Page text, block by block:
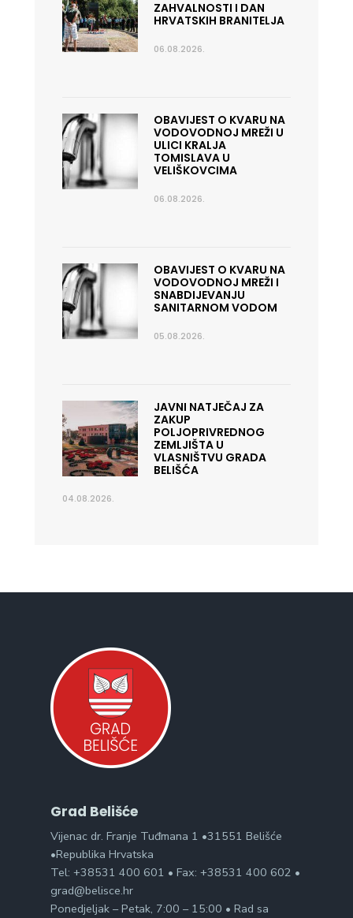
ZAHVALNOSTI I DAN
HRVATSKIH BRANITELJA
06.08.2026.
OBAVIJEST O KVARU NA
VODOVODNOJ MREŽI U
ULICI KRALJA
TOMISLAVA U
VELIŠKOVCIMA
06.08.2026.
OBAVIJEST O KVARU NA
VODOVODNOJ MREŽI I
SNABDIJEVANJU
SANITARNOM VODOM
05.08.2026.
JAVNI NATJEČAJ ZA
ZAKUP
POLJOPRIVREDNOG
ZEMLJIŠTA U
VLASNIŠTVU GRADA
BELIŠĆA
04.08.2026.
Grad Belišće
Vijenac dr. Franje Tuđmana 1 •31551 Belišće
•Republika Hrvatska
Tel: +38531 400 601 • Fax: +38531 400 602 •
grad@belisce.hr
Ponedjeljak – Petak, 7:00 – 15:00 • Rad sa